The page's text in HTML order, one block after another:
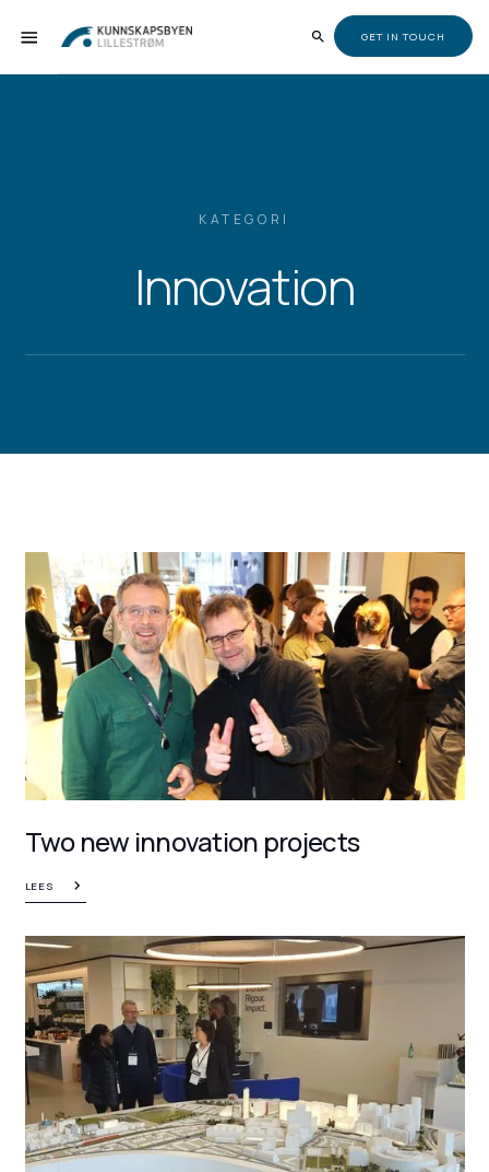
GET IN TOUCH
KATEGORI
Innovation
Two new innovation projects
LEES